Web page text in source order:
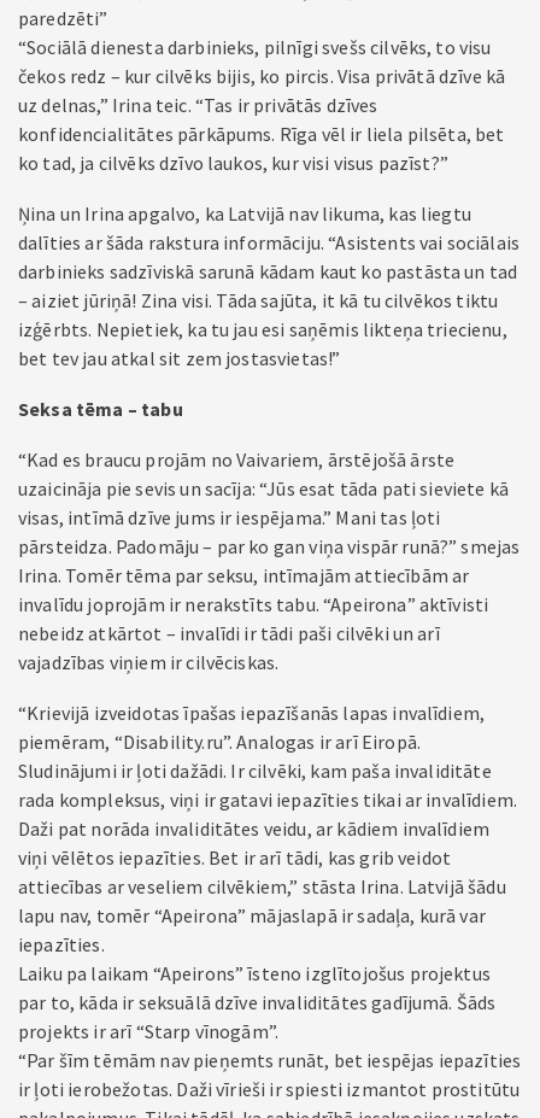
paredzēti”
“Sociālā dienesta darbinieks, pilnīgi svešs cilvēks, to visu
čekos redz – kur cilvēks bijis, ko pircis. Visa privātā dzīve kā
uz delnas,” Irina teic. “Tas ir privātās dzīves
konfidencialitātes pārkāpums. Rīga vēl ir liela pilsēta, bet
ko tad, ja cilvēks dzīvo laukos, kur visi visus pazīst?”
Ņina un Irina apgalvo, ka Latvijā nav likuma, kas liegtu
dalīties ar šāda rakstura informāciju. “Asistents vai sociālais
darbinieks sadzīviskā sarunā kādam kaut ko pastāsta un tad
– aiziet jūriņā! Zina visi. Tāda sajūta, it kā tu cilvēkos tiktu
izģērbts. Nepietiek, ka tu jau esi saņēmis likteņa triecienu,
bet tev jau atkal sit zem jostasvietas!”
Seksa tēma – tabu
“Kad es braucu projām no Vaivariem, ārstējošā ārste
uzaicināja pie sevis un sacīja: “Jūs esat tāda pati sieviete kā
visas, intīmā dzīve jums ir iespējama.” Mani tas ļoti
pārsteidza. Padomāju – par ko gan viņa vispār runā?” smejas
Irina. Tomēr tēma par seksu, intīmajām attiecībām ar
invalīdu joprojām ir nerakstīts tabu. “Apeirona” aktīvisti
nebeidz atkārtot – invalīdi ir tādi paši cilvēki un arī
vajadzības viņiem ir cilvēciskas.
“Krievijā izveidotas īpašas iepazīšanās lapas invalīdiem,
piemēram, “Disability.ru”. Analogas ir arī Eiropā.
Sludinājumi ir ļoti dažādi. Ir cilvēki, kam paša invaliditāte
rada kompleksus, viņi ir gatavi iepazīties tikai ar invalīdiem.
Daži pat norāda invaliditātes veidu, ar kādiem invalīdiem
viņi vēlētos iepazīties. Bet ir arī tādi, kas grib veidot
attiecības ar veseliem cilvēkiem,” stāsta Irina. Latvijā šādu
lapu nav, tomēr “Apeirona” mājaslapā ir sadaļa, kurā var
iepazīties.
Laiku pa laikam “Apeirons” īsteno izglītojošus projektus
par to, kāda ir seksuālā dzīve invaliditātes gadījumā. Šāds
projekts ir arī “Starp vīnogām”.
“Par šīm tēmām nav pieņemts runāt, bet iespējas iepazīties
ir ļoti ierobežotas. Daži vīrieši ir spiesti izmantot prostitūtu